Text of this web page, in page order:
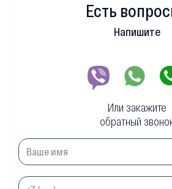
Есть
Напишите
Или закажите
обратный